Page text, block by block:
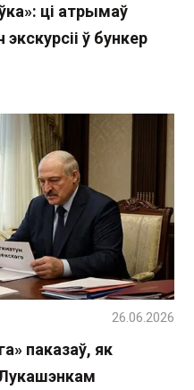
ці атрымаў
ў бункер
паказаў, як
26.06.2026